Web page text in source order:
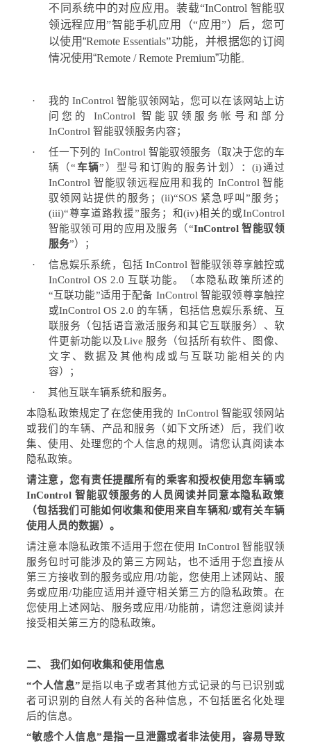
不同系统中的对应应用。装载“InControl 智能驭
领远程应用”智能手机应用（“应用”）后，您可
以使用“Remote Essentials”功能，并根据您的订阅
情况使用“Remote / Remote Premium”功能。
· 我的 InControl智能驭领网站，您可以在该网站上访
问您的
InControl 智能驭领服务帐号和部分
InControl 智能驭领服务内容；
·
任一下列的 InControl 智能驭领服务（取决于您的车
辆（“ 车辆” ）型号和订购的服务计划）：(i)通过
InControl 智能驭领远程应用和我的 InControl智能
驭领网站提供的服务； (ii)“SOS 紧急呼叫”服务；
(iii)“尊享道路救援”服务；和(iv)相关的或InControl
智能驭领可用的应用及服务（“InControl智能驭领
服务”）；
·
信息娱乐系统，包括 InControl智能驭领尊享触控或
InControl OS 2.0 互联功能。（本隐私政策所述的
“ 互联功能”适用于配备 InControl 智能驭领尊享触控
或InControl OS 2.0 的车辆，包括信息娱乐系统、互
联服务（包括语音激活服务和其它互联服务）、软
件更新功能以及Live 服务（包括所有软件、图像、
文字、数据及其他构成或与互联功能相关的内
容）；
·
其他互联车辆系统和服务。
本隐私政策规定了在您使用我的 InControl智能驭领网站
或我们的车辆、产品和服务（如下文所述）后，我们收
集、使用、处理您的个人信息的规则。请您认真阅读本
隐私政策。
请注意，您有责任提醒所有的乘客和授权使用您车辆或
InControl 智能驭领服务的人员阅读并同意本隐私政策
（包括我们可能如何收集和使用来自车辆和/或有关车辆
使用人员的数据）。
请注意本隐私政策不适用于您在使用 InControl智能驭领
服务包时可能涉及的第三方网站，也不适用于您直接从
第三方接收到的服务或应用/功能，您使用上述网站、服
务或应用/功能应适用并遵守相关第三方的隐私政策。在
您使用上述网站、服务或应用/功能前，请您注意阅读并
接受相关第三方的隐私政策。
二、
我们如何收集和使用信息
“个人信息”是指以电子或者其他方式记录的与已识别或
者可识别的自然人有关的各种信息，不包括匿名化处理
后的信息。
“敏感个人信息”是指一旦泄露或者非法使用，容易导致